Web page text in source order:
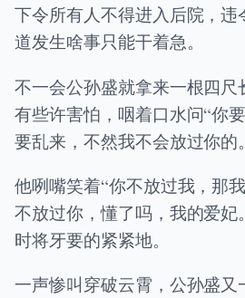
下令所有人不得进入后院，违
道发生啥事只能干着急。
不一会公孙盛就拿来一根四尺
有些许害怕，咽着口水问“你
要乱来，不然我不会放过你的
他咧嘴笑着“你不放过我，那
不放过你，懂了吗，我的爱妃
时将牙要的紧紧地。
一声惨叫穿破云霄，公孙盛又